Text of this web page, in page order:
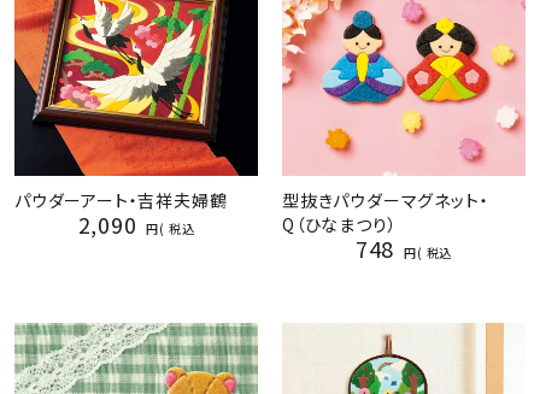
パウダーアート・吉祥夫婦鶴
2,090 税込
型抜きパウダーマグネット・
Q（ひなまつり）
748 税込